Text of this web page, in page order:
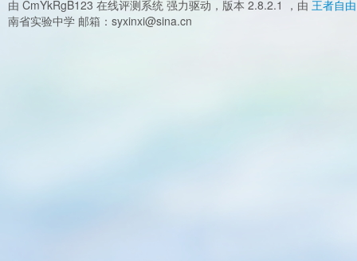
由 CmYkRgB123 在线评测系统 强力驱动，版本 2.8.2.1 ，由 王者自由
南省实验中学 邮箱：syxinxi@sina.cn